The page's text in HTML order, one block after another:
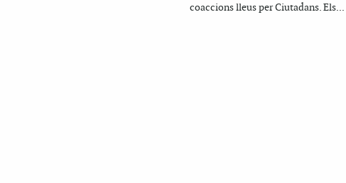
coaccions lleus per Ciutadans. Els...